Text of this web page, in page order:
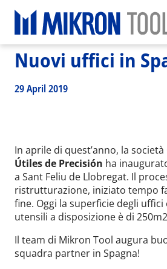
Mikron Group Automation
Italiano Area riservata
Main navigation
SERVIZI
EXPERTISE
INSIDE MIKRON TOOL
Breadcrumb
HOME > NEWS EVENTS > NEWS > NUOVI UFFICI IN
Nuovi uffici in
29 April 2019
In aprile di quest’anno, la società
Útiles de Precisión ha
a Sant Feliu de Llobregat. Il
ristrutturazione, iniziato tempo
fine. Oggi la superficie degli uffici
utensili a disposizione è di
Il team di Mikron Tool augura
squadra partner in Spagna!